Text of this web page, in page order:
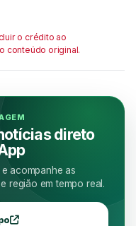
o crédito ao
conteúdo original.
direto
acompanhe as
região em tempo real.